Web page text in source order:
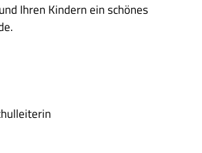
Ihren Kindern ein schönes